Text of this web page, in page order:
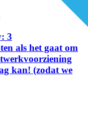
3
als het gaat om
kan! (zodat we